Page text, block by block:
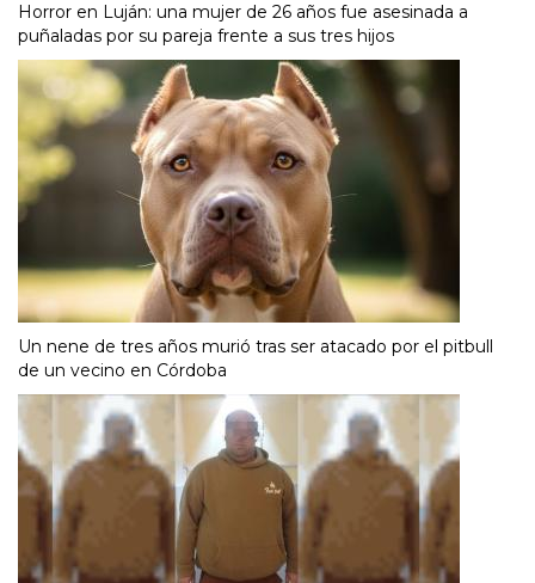
Horror en Luján: una mujer de 26 años fue asesinada a
puñaladas por su pareja frente a sus tres hijos
Un nene de tres años murió tras ser atacado por el pitbull
de un vecino en Córdoba